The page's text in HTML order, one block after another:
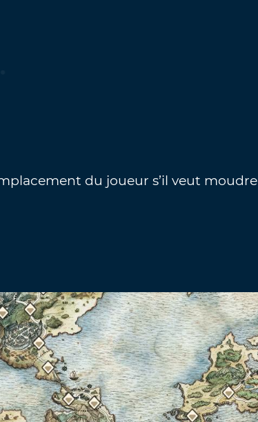
du joueur s’il veut moudre